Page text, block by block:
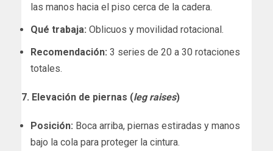
las manos hacia el piso cerca de la cadera.
Qué trabaja: Oblicuos y movilidad rotacional.
Recomendación: 3 series de 20 a 30 rotaciones
totales.
7. Elevación de piernas (leg raises)
Posición: Boca arriba, piernas estiradas y manos
bajo la cola para proteger la cintura.